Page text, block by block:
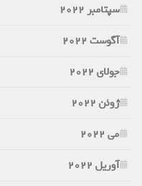
سپتامبر 2022
آگوست 2022
جولای 2022
ژوئن 2022
می 2022
آوریل 2022